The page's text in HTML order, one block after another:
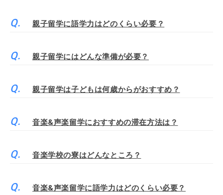
親子留学に語学力はどのくらい必要？
親子留学にはどんな準備が必要？
親子留学は子どもは何歳からがおすすめ？
音楽&声楽留学におすすめの滞在方法は？
音楽学校の寮はどんなところ？
音楽&声楽留学に語学力はどのくらい必要？